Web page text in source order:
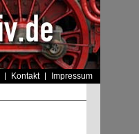
Kontakt Impressum